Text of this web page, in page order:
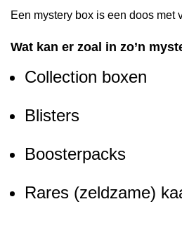
Een mystery box is een doos met
Wat kan er zoal in zo’n
Collection boxen
Blisters
Boosterpacks
Rares (zeldzame)